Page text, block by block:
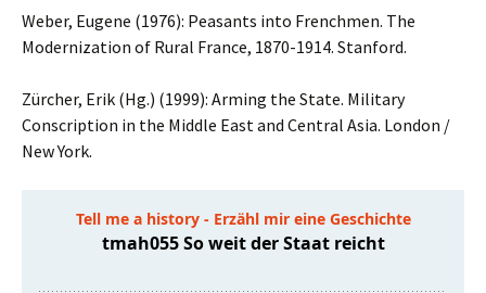
Weber, Eugene (1976): Peasants into Frenchmen. The
Modernization of Rural France, 1870-1914. Stanford.
Zürcher, Erik (Hg.) (1999): Arming the State. Military
Conscription in the Middle East and Central Asia. London /
New York.